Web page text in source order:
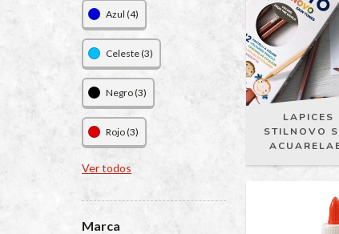
Azul (4)
Celeste (3)
Negro (3)
Rojo (3)
Ver todos
Marca
LAPICES
STILNOVO